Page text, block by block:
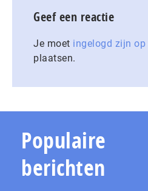
Geef een reactie
Je moet ingelogd zijn op
plaatsen.
Populaire
berichten